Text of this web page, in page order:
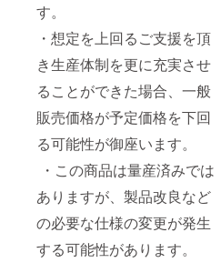
す。
・想定を上回るご支援を頂
き生産体制を更に充実させ
ることができた場合、一般
販売価格が予定価格を下回
る可能性が御座います。
・この商品は量産済みでは
ありますが、製品改良など
の必要な仕様の変更が発生
する可能性があります。